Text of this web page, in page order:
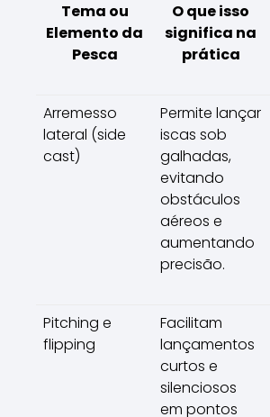
Tema ou
Elemento da
Pesca
O que isso
significa na
prática
Arremesso
lateral (side
cast)
Permite lançar
iscas sob
galhadas,
evitando
obstáculos
aéreos e
aumentando
precisão.
Pitching e
flipping
Facilitam
lançamentos
curtos e
silenciosos
em pontos